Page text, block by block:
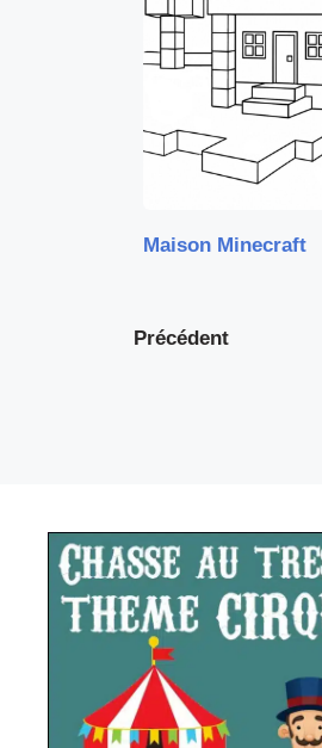
Maison Minecraft
Précédent